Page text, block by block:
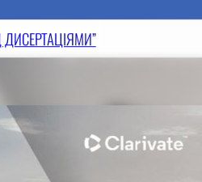
ДИСЕРТАЦІЯМИ”